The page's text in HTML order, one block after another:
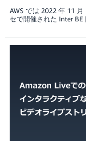
AWS では 2022 年 11
セで開催された Inter